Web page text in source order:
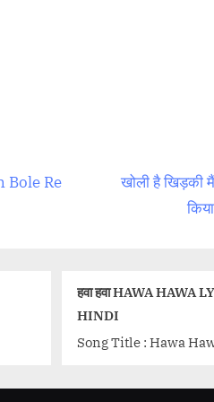
Re
N
P
s
:
खोली है
हवा HAWA HAWA LYRICS IN
Title : Hawa Hawa Lyrics
Singh, Prakriti Kakar